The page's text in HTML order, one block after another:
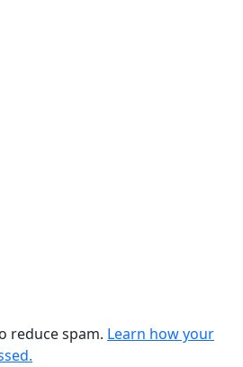
reduce spam. Learn how your